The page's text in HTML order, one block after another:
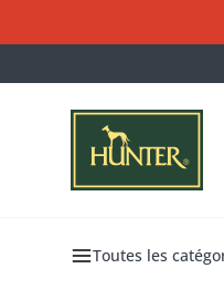
Toutes les